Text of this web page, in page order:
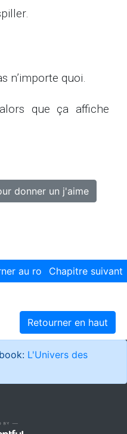
n’importe quoi.
que ça affiche
donner un j'aime
au romanChapitre suivant
Retourner en haut
L'Univers des